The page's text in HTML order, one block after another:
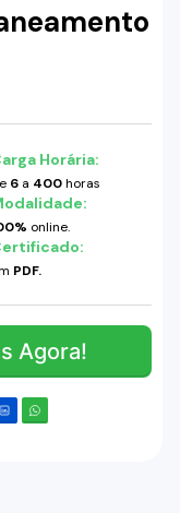
Horária:
6 a 400horas
online.
PDF.
Agora!